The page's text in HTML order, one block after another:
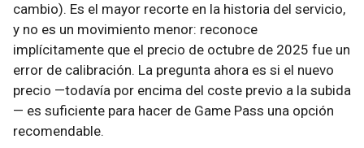
cambio). Es el mayor recorte en la historia del servicio,
y no es un movimiento menor: reconoce
implícitamente que el precio de octubre de 2025 fue un
error de calibración. La pregunta ahora es si el nuevo
precio —todavía por encima del coste previo a la subida
— es suficiente para hacer de Game Pass una opción
recomendable.